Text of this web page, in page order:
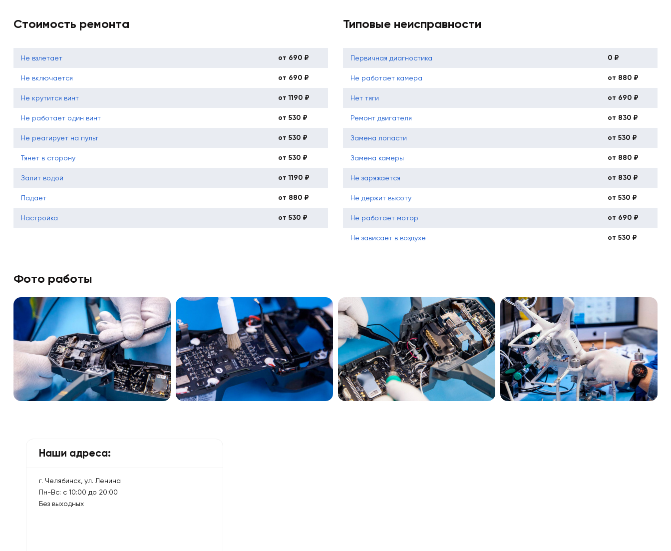
Стоимость ремонта
Не взлетает от 690 ₽
Не включается от 690 ₽
Не крутится винт от 1190 ₽
Не работает один винт от 530 ₽
Не реагирует на пульт от 530 ₽
Тянет в сторону от 530 ₽
Залит водой от 1190 ₽
Падает от 880 ₽
Настройка от 530 ₽
Типовые неисправности
Первичная диагностика 0 ₽
Не работает камера от 880 ₽
Нет тяги от 690 ₽
Ремонт двигателя от 830 ₽
Замена лопасти от 530 ₽
Замена камеры от 880 ₽
Не заряжается от 830 ₽
Не держит высоту от 530 ₽
Не работает мотор от 690 ₽
Не зависает в воздухе от 530 ₽
Фото работы
Наши адреса:
г. Челябинск, ул. Ленина
Пн-Вс: с 10:00 до 20:00
Без выходных